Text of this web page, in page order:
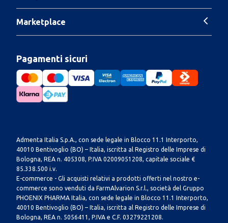
Marketplace
Pagamenti sicuri
Admenta Italia S.p.A., con sede legale in Blocco 11.1 Interporto,
40010 Bentivoglio (BO) – Italia, iscritta al Registro delle Imprese di
Bologna, REA n. 405308, P.IVA 02009051208, capitale sociale €
85.338.500 i.v.
E-commerce - Gli acquisti relativi a prodotti offerti nel nostro e-
commerce sono venduti da FarmAlvarion S.r.l., società del Gruppo
PHOENIX PHARMA Italia, con sede legale in Blocco 11.1 Interporto,
40010 Bentivoglio (BO) – Italia, iscritta al Registro delle Imprese di
Bologna, REA n. 5056411, P.IVA e C.F. 03279221208.